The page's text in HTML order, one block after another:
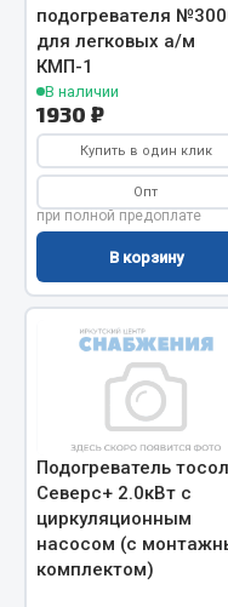
Весь раздел
Цепи подъёмные
Весь раздел
Кольца
Лента конвейерная
Патрубки
Прокладки
Рукава высокого
подогревателя
для легковых а/м
КМП-1
В наличии
1930 ₽
Купить в один клик
Опт
при полной предоплате
В корзину
Подогреватель
Северс+ 2.0кВт с
циркуляционным
насосом (с
комплектом)